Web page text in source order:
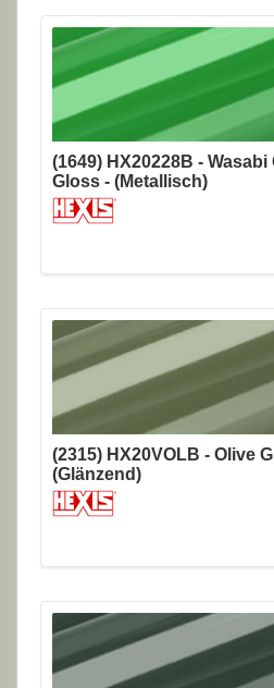
(1649) HX20228B -
Gloss - (Metallisch)
(2315) HX20VOLB - Olive
(Glänzend)